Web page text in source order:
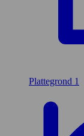
Plattegrond 1